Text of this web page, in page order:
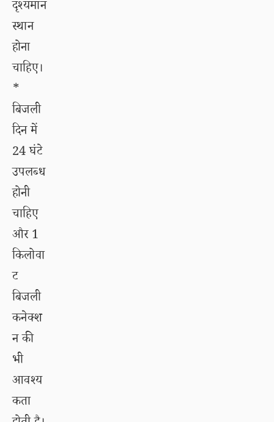
दृश्यमान
स्थान
होना
चाहिए।
*
बिजली
दिन में
24 घंटे
उपलब्ध
होनी
चाहिए
और 1
किलोवा
ट
बिजली
कनेक्श
न की
भी
आवश्य
कता